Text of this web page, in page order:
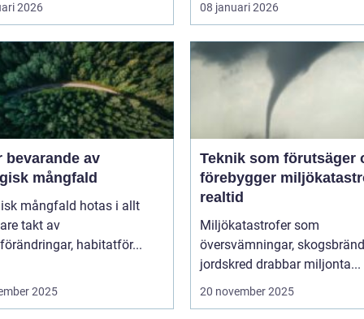
2026 08 januari 2026
bevarande av
mångfald
mångfald hotas i allt
takt av
habitatför...
2025
Teknik som förutsäger
förebygger
realtid
Miljökatastrofer som
översvämningar,
jordskred drabbar miljonta...
20 november 2025